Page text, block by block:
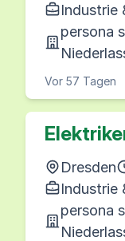
Industrie
persona
Vor 57 Tagen
Dresden
Industrie
persona